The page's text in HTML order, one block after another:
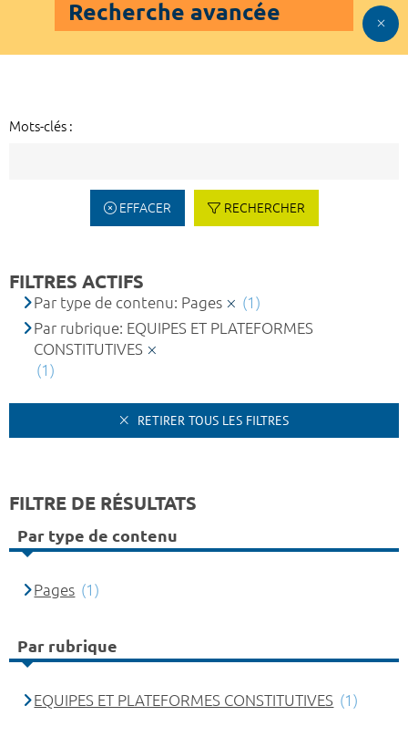
Recherche avancée
Mots-clés :
EFFACER RECHERCHER
FILTRES ACTIFS
Par type de contenu: Pages
(1)
Par rubrique: EQUIPES ET PLATEFORMES
CONSTITUTIVES
(1)
RETIRER TOUS LES FILTRES
FILTRE DE RÉSULTATS
Par type de contenu
Pages (1)
Par rubrique
EQUIPES ET PLATEFORMES CONSTITUTIVES (1)